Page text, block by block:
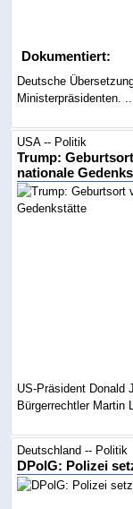
Dokumentiert:
Deutsche
Ministerpräsidenten.
USA -- Politik
Trump:
nationale
US-Präsident Donald
Bürgerrechtler Martin
Deutschland -- Politik
DPolG: Polizei